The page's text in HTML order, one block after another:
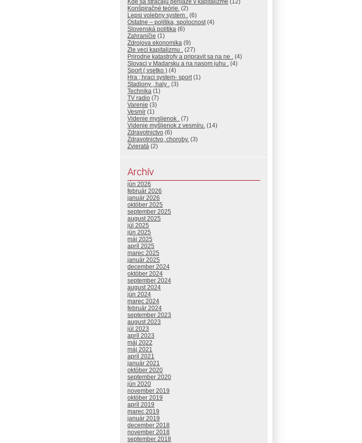
Kde sa stracaju peniaze v kapitalizme (12)
Konšpiračné teórie. (2)
Lepsi volebny system . (6)
Ostatne – politika, spolocnost(4)
Slovenská politika (6)
Zahraničie (1)
Zdrojova ekonomika (9)
Zle veci kapitalizmu . (27)
Prirodne katastrofy a pripravit sa na ne . (4)
Slovaci v Madarsku a na nasom juhu . (4)
Sport ( vsetko ) (4)
Hra ; hraci system- sport(1)
Stadiony , haly . (3)
Technika (1)
TV radio (7)
Varenie (3)
Vesmír (1)
Videnie myslienok . (7)
Videnie myšlienok z vesmíru. (14)
Zdravotnictvo (6)
Zdravotnictvo, choroby. (3)
Zvieratá (2)
Archív
jún 2026
február 2026
január 2026
október 2025
september 2025
august 2025
júl 2025
jún 2025
máj 2025
apríl 2025
marec 2025
január 2025
december 2024
október 2024
september 2024
august 2024
jún 2024
marec 2024
február 2024
september 2023
august 2023
júl 2023
apríl 2023
máj 2022
máj 2021
apríl 2021
január 2021
október 2020
september 2020
jún 2020
november 2019
október 2019
apríl 2019
marec 2019
január 2019
december 2018
november 2018
september 2018